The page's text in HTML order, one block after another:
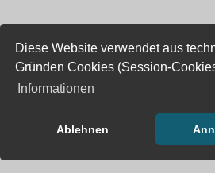
Diese Website verwendet aus
Gründen Cookies (Session-
Informationen
Ablehnen